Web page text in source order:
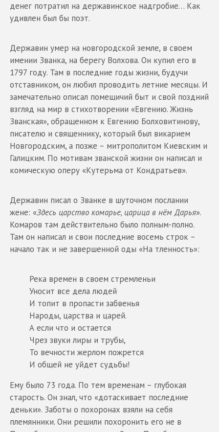
денег потратил на державинское надгробие… Как
удивлен был бы поэт.
Державин умер на новгородской земле, в своем
имении Званка, на берегу Волхова. Он купил его в
1797 году. Там в последние годы жизни, будучи
отставником, он любил проводить летние месяцы. И
замечательно описал помещичий быт и свой поздний
взгляд на мир в стихотворении «Евгению. Жизнь
Званская», обращенном к Евгению Болховитинову,
писателю и священнику, который был викарием
Новгородским, а позже – митрополитом Киевским и
Галицким. По мотивам званской жизни он написал и
комическую оперу «Кутерьма от Кондратьев».
Державин писал о Званке в шуточном послании
жене: «Здесь царство комарье, царица в нём Дарья».
Комаров там действительно было полным-полно.
Там он написал и свои последние восемь строк –
начало так и не завершенной оды «На тленность»:
Река времен в своем стремленьи
Уносит все дела людей
И топит в пропасти забвенья
Народы, царства и царей.
А если что и остается
Чрез звуки лиры и трубы,
То вечности жерлом пожрется
И общей не уйдет судьбы!
Ему было 73 года. По тем временам – глубокая
старость. Он знал, что «дотаскивает последние
деньки». Заботы о похоронах взяли на себя
племянники. Они решили похоронить его не в